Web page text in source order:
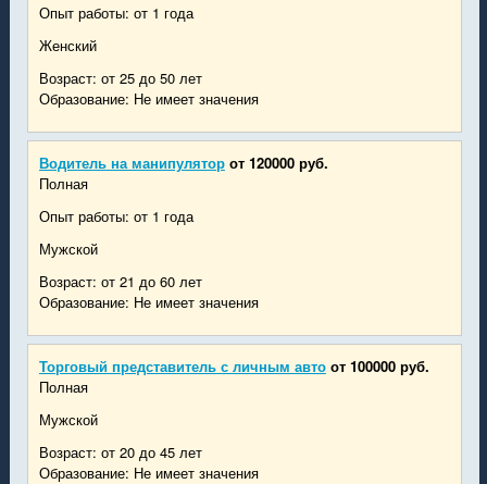
Опыт работы: от 1 года
Женский
Возраст: от 25 до 50 лет
Образование: Не имеет значения
Водитель на манипулятор от 120000 руб.
Полная
Опыт работы: от 1 года
Мужской
Возраст: от 21 до 60 лет
Образование: Не имеет значения
Торговый представитель с личным авто от 100000 руб.
Полная
Мужской
Возраст: от 20 до 45 лет
Образование: Не имеет значения